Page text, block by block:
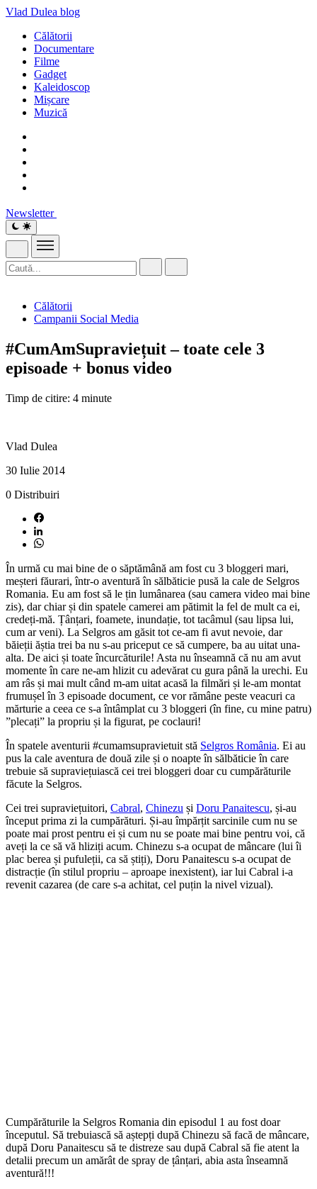
Vlad Dulea blog
Călătorii
Documentare
Filme
Gadget
Kaleidoscop
Mișcare
Muzică
Newsletter
Călătorii
Campanii Social Media
#CumAmSupraviețuit – toate cele 3
episoade + bonus video
Timp de citire: 4 minute
Vlad Dulea
30 Iulie 2014
0 Distribuiri
În urmă cu mai bine de o săptămână am fost cu 3 bloggeri mari,
meșteri făurari, într-o aventură în sălbăticie pusă la cale de Selgros
Romania. Eu am fost să le țin lumânarea (sau camera video mai bine
zis), dar chiar și din spatele camerei am pătimit la fel de mult ca ei,
credeți-mă. Țânțari, foamete, inundație, tot tacâmul (sau lipsa lui,
cum ar veni). La Selgros am găsit tot ce-am fi avut nevoie, dar
băieții ăștia trei ba nu s-au priceput ce să cumpere, ba au uitat una-
alta. De aici și toate încurcăturile! Asta nu înseamnă că nu am avut
momente în care ne-am hlizit cu adevărat cu gura până la urechi. Eu
am râs și mai mult când m-am uitat acasă la filmări și le-am montat
frumușel în 3 episoade document, ce vor rămâne peste veacuri ca
mărturie a ceea ce s-a întâmplat cu 3 bloggeri (în fine, cu mine patru)
”plecați” la propriu și la figurat, pe coclauri!
În spatele aventurii #cumamsupravietuit stă Selgros România. Ei au
pus la cale aventura de două zile și o noapte în sălbăticie în care
trebuie să supraviețuiască cei trei bloggeri doar cu cumpărăturile
făcute la Selgros.
Cei trei supraviețuitori, Cabral, Chinezu și Doru Panaitescu, și-au
început prima zi la cumpărături. Și-au împărțit sarcinile cum nu se
poate mai prost pentru ei și cum nu se poate mai bine pentru voi, că
aveți la ce să vă hliziți acum. Chinezu s-a ocupat de mâncare (lui îi
plac berea și pufuleții, ca să știți), Doru Panaitescu s-a ocupat de
distracție (în stilul propriu – aproape inexistent), iar lui Cabral i-a
revenit cazarea (de care s-a achitat, cel puțin la nivel vizual).
Cumpărăturile la Selgros Romania din episodul 1 au fost doar
începutul. Să trebuiască să aștepți după Chinezu să facă de mâncare,
după Doru Panaitescu să te distreze sau după Cabral să fie atent la
detalii precum un amărât de spray de țânțari, abia asta înseamnă
aventură!!!